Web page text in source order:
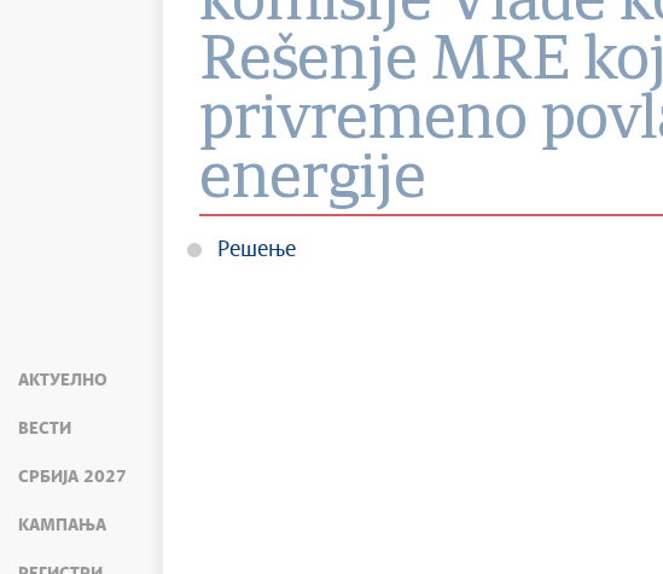
АКТУЕЛНО
ВЕСТИ
СРБИЈА 2027
КАМПАЊА
Rešenje MRE
privremeno
energije
Решење